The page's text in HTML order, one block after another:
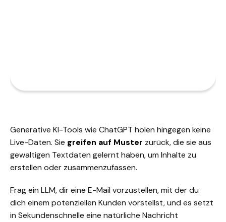
Generative KI-Tools wie ChatGPT holen hingegen keine
Live-Daten. Sie greifen auf Muster zurück, die sie aus
gewaltigen Textdaten gelernt haben, um Inhalte zu
erstellen oder zusammenzufassen.
Frag ein LLM, dir eine E-Mail vorzustellen, mit der du
dich einem potenziellen Kunden vorstellst, und es setzt
in Sekundenschnelle eine natürliche Nachricht